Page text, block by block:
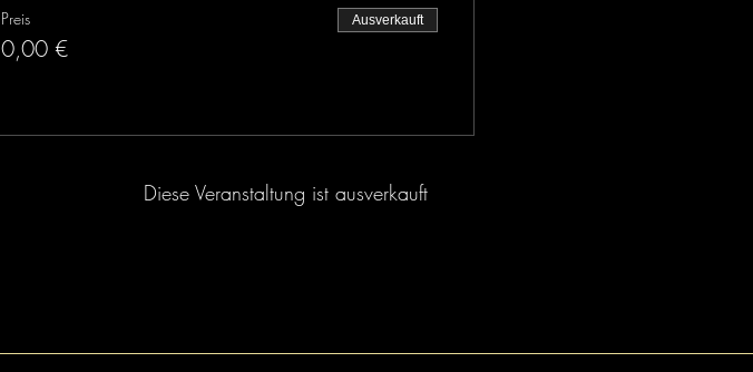
Preis
0,00 €
Ausverkauft
Diese Veranstaltung ist ausverkauft